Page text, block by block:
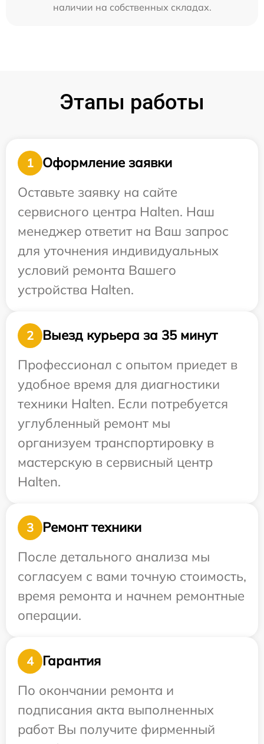
наличии на собственных складах.
Этапы работы
1
Оформление заявки
Оставьте заявку на сайте
сервисного центра Halten. Наш
менеджер ответит на Ваш запрос
для уточнения индивидуальных
условий ремонта Вашего
устройства Halten.
2
Выезд курьера за 35 минут
Профессионал с опытом приедет в
удобное время для диагностики
техники Halten. Если потребуется
углубленный ремонт мы
организуем транспортировку в
мастерскую в сервисный центр
Halten.
3
Ремонт техники
После детального анализа мы
согласуем с вами точную стоимость,
время ремонта и начнем ремонтные
операции.
4
Гарантия
По окончании ремонта и
подписания акта выполненных
работ Вы получите фирменный